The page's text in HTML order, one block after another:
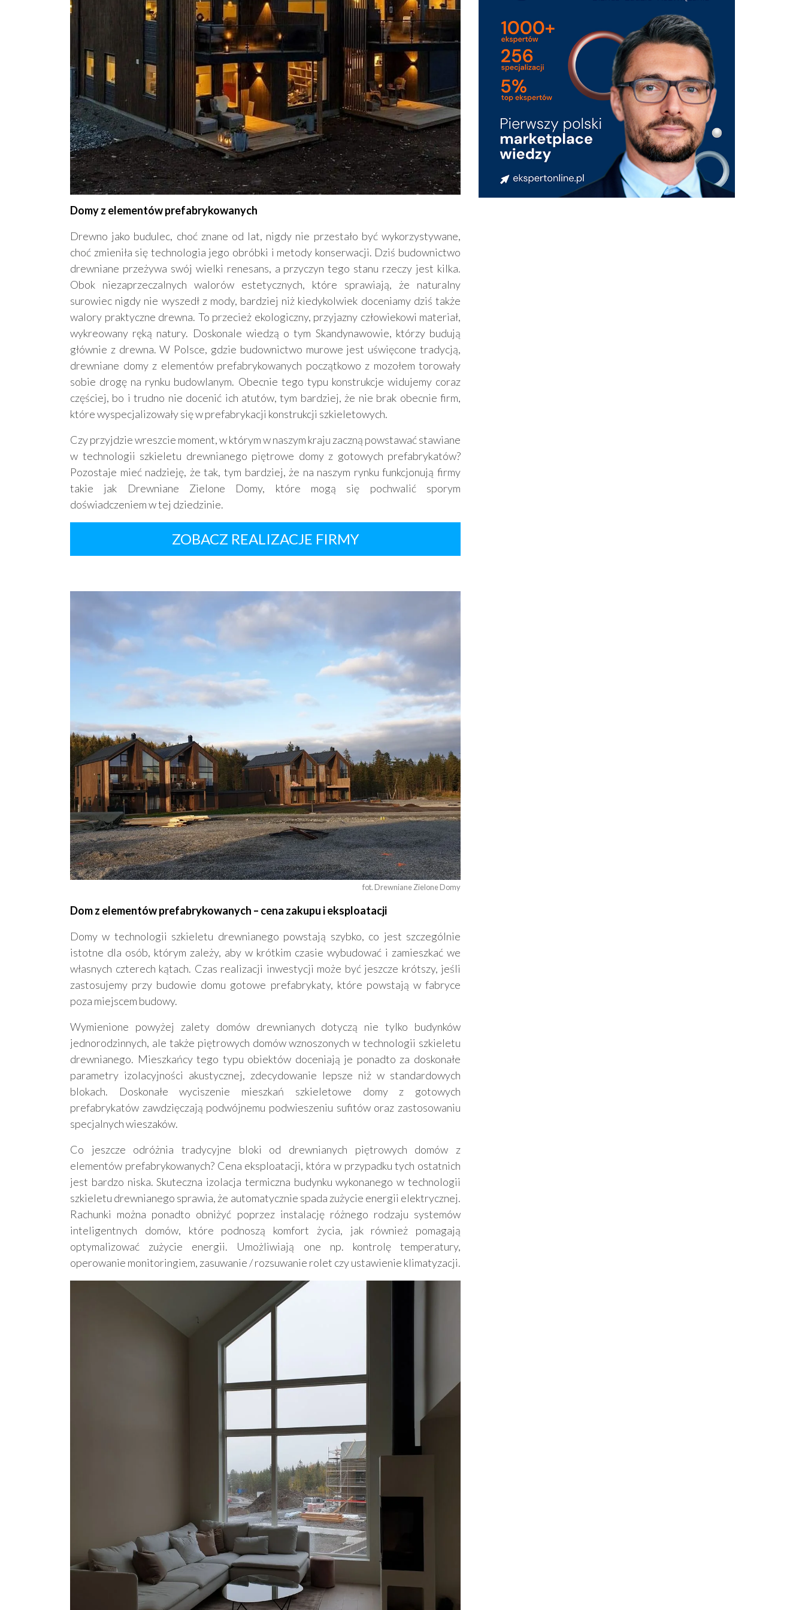
Domy z elementów prefabrykowanych
Drewno jako budulec, choć znane od lat, nigdy nie przestało być wykorzystywane,
choć zmieniła się technologia jego obróbki i metody konserwacji. Dziś budownictwo
drewniane przeżywa swój wielki renesans, a przyczyn tego stanu rzeczy jest kilka.
Obok niezaprzeczalnych walorów estetycznych, które sprawiają, że naturalny
surowiec nigdy nie wyszedł z mody, bardziej niż kiedykolwiek doceniamy dziś także
walory praktyczne drewna. To przecież ekologiczny, przyjazny człowiekowi materiał,
wykreowany ręką natury. Doskonale wiedzą o tym Skandynawowie, którzy budują
głównie z drewna. W Polsce, gdzie budownictwo murowe jest uświęcone tradycją,
drewniane domy z elementów prefabrykowanych początkowo z mozołem torowały
sobie drogę na rynku budowlanym. Obecnie tego typu konstrukcje widujemy coraz
częściej, bo i trudno nie docenić ich atutów, tym bardziej, że nie brak obecnie firm,
które wyspecjalizowały się w prefabrykacji konstrukcji szkieletowych.
Czy przyjdzie wreszcie moment, w którym w naszym kraju zaczną powstawać stawiane
w technologii szkieletu drewnianego piętrowe domy z gotowych prefabrykatów?
Pozostaje mieć nadzieję, że tak, tym bardziej, że na naszym rynku funkcjonują firmy
takie jak Drewniane Zielone Domy, które mogą się pochwalić sporym
doświadczeniem w tej dziedzinie.
ZOBACZ REALIZACJE FIRMY
fot. Drewniane Zielone Domy
Dom z elementów prefabrykowanych – cena zakupu i eksploatacji
Domy w technologii szkieletu drewnianego powstają szybko, co jest szczególnie
istotne dla osób, którym zależy, aby w krótkim czasie wybudować i zamieszkać we
własnych czterech kątach. Czas realizacji inwestycji może być jeszcze krótszy, jeśli
zastosujemy przy budowie domu gotowe prefabrykaty, które powstają w fabryce
poza miejscem budowy.
Wymienione powyżej zalety domów drewnianych dotyczą nie tylko budynków
jednorodzinnych, ale także piętrowych domów wznoszonych w technologii szkieletu
drewnianego. Mieszkańcy tego typu obiektów doceniają je ponadto za doskonałe
parametry izolacyjności akustycznej, zdecydowanie lepsze niż w standardowych
blokach. Doskonałe wyciszenie mieszkań szkieletowe domy z gotowych
prefabrykatów zawdzięczają podwójnemu podwieszeniu sufitów oraz zastosowaniu
specjalnych wieszaków.
Co jeszcze odróżnia tradycyjne bloki od drewnianych piętrowych domów z
elementów prefabrykowanych? Cena eksploatacji, która w przypadku tych ostatnich
jest bardzo niska. Skuteczna izolacja termiczna budynku wykonanego w technologii
szkieletu drewnianego sprawia, że automatycznie spada zużycie energii elektrycznej.
Rachunki można ponadto obniżyć poprzez instalację różnego rodzaju systemów
inteligentnych domów, które podnoszą komfort życia, jak również pomagają
optymalizować zużycie energii. Umożliwiają one np. kontrolę temperatury,
operowanie monitoringiem, zasuwanie / rozsuwanie rolet czy ustawienie klimatyzacji.